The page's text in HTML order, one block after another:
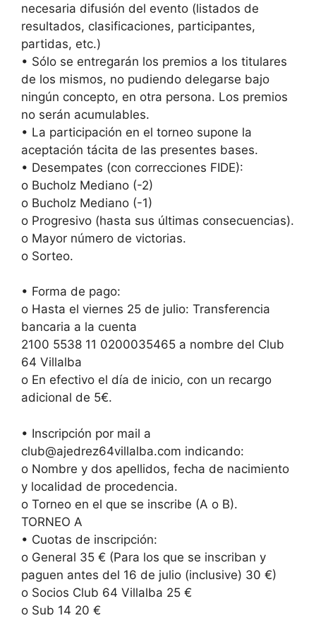
necesaria difusión del evento (listados de
resultados, clasificaciones, participantes,
partidas, etc.)
• Sólo se entregarán los premios a los titulares
de los mismos, no pudiendo delegarse bajo
ningún concepto, en otra persona. Los premios
no serán acumulables.
• La participación en el torneo supone la
aceptación tácita de las presentes bases.
• Desempates (con correcciones FIDE):
o Bucholz Mediano (-2)
o Bucholz Mediano (-1)
o Progresivo (hasta sus últimas consecuencias).
o Mayor número de victorias.
o Sorteo.
• Forma de pago:
o Hasta el viernes 25 de julio: Transferencia
bancaria a la cuenta
2100 5538 11 0200035465 a nombre del Club
64 Villalba
o En efectivo el día de inicio, con un recargo
adicional de 5€.
• Inscripción por mail a
club@ajedrez64villalba.com indicando:
o Nombre y dos apellidos, fecha de nacimiento
y localidad de procedencia.
o Torneo en el que se inscribe (A o B).
TORNEO A
• Cuotas de inscripción:
o General 35 € (Para los que se inscriban y
paguen antes del 16 de julio (inclusive) 30 €)
o Socios Club 64 Villalba 25 €
o Sub 14 20 €